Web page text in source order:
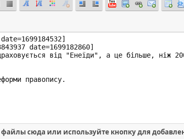
сюда или используйте кнопку для